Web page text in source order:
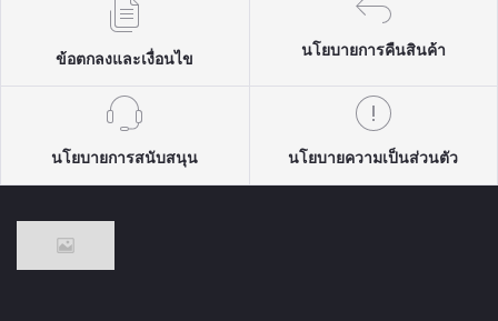
ข้อตกลงและเงื่อนไข
นโยบายการคืนสินค้า
นโยบายการสนับสนุน นโยบายความเป็นส่วนตัว